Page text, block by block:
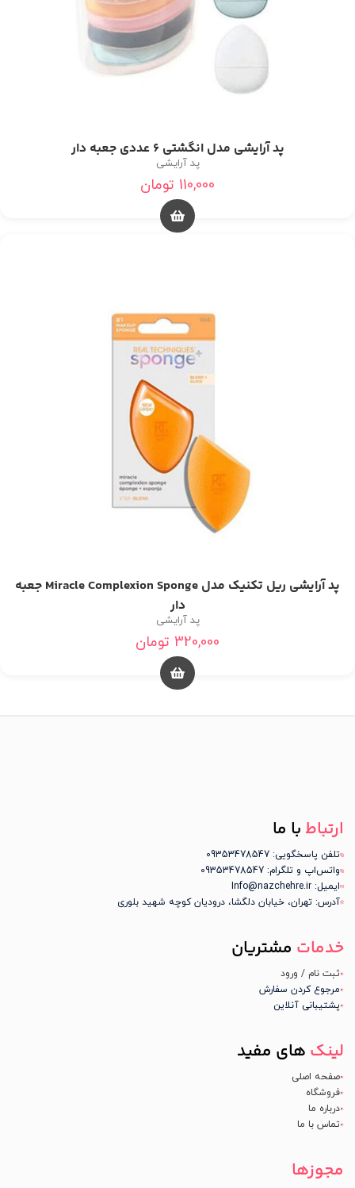
پد آرایشی مدل انگشتی 6 عددی جعبه دار
پد آرایشی
110,000 تومان
پد آرایشی ریل تکنیک مدل Miracle Complexion Sponge جعبه
دار
پد آرایشی
320,000 تومان
ارتباط با ما
تلفن پاسخگویی: 09353478547
واتس‌اپ و تلگرام: 09353478547
ایمیل: Info@nazchehre.ir
آدرس: تهران، خیابان دلگشا، درودیان کوچه شهید بلوری
خدمات مشتریان
ثبت نام / ورود
مرجوع کردن سفارش
پشتیبانی آنلاین
لینک های مفید
صفحه اصلی
فروشگاه
درباره ما
تماس با ما
مجوزها